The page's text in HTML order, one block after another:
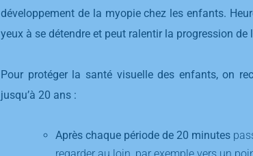
développement de la myopie chez les enfants.
yeux à se détendre et peut ralentir la progression de
Pour protéger la santé visuelle des enfants, on
jusqu’à 20 ans :
Après chaque période de 20 minutes
regarder au loin, par exemple vers un